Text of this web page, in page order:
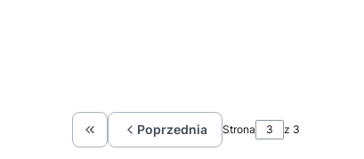
Wróć do pierwszej strony z produktami
Poprzednia Strona z 3